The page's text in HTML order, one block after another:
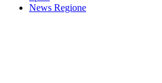
News Regione